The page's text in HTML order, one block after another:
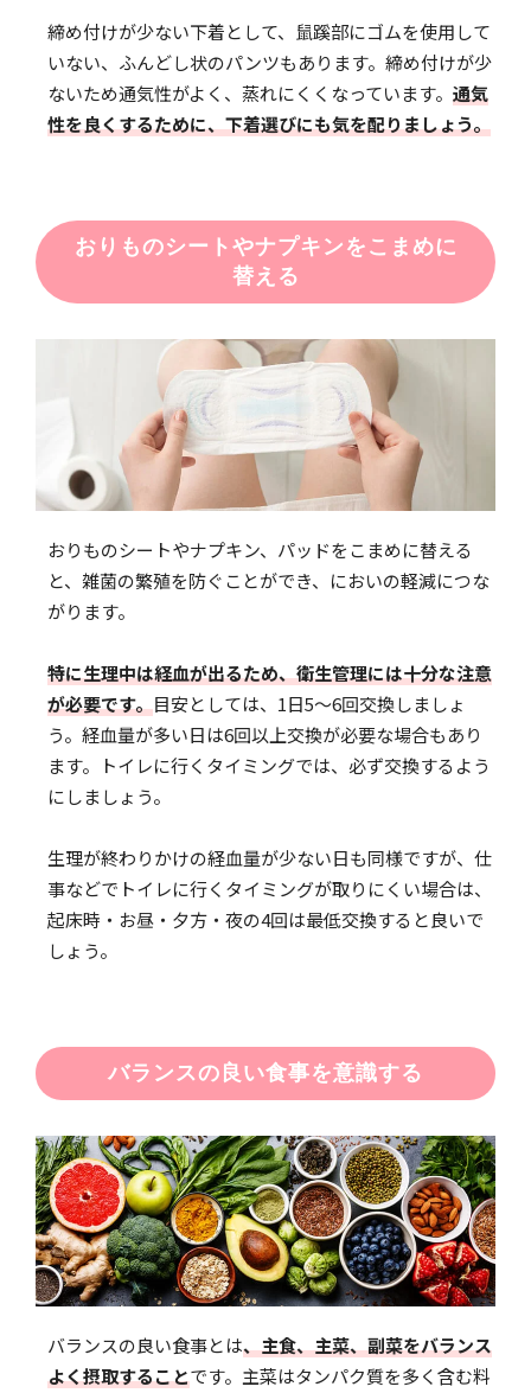
締め付けが少ない下着として、鼠蹊部にゴムを使用して
いない、ふんどし状のパンツもあります。締め付けが少
ないため通気性がよく、蒸れにくくなっています。 通気
性を良くするために、下着選びにも気を配りましょう。
おりものシートやナプキンをこまめに
替える
おりものシートやナプキン、パッドをこまめに替える
と、雑菌の繁殖を防ぐことができ、においの軽減につな
がります。
特に生理中は経血が出るため、衛生管理には十分な注意
が必要です。目安としては、1日5〜6回交換しましょ
う。経血量が多い日は6回以上交換が必要な場合もあり
ます。トイレに行くタイミングでは、必ず交換するよう
にしましょう。
生理が終わりかけの経血量が少ない日も同様ですが、仕
事などでトイレに行くタイミングが取りにくい場合は、
起床時・お昼・夕方・夜の4回は最低交換すると良いで
しょう。
バランスの良い食事を意識する
バランスの良い食事とは、主食、主菜、副菜をバランス
よく摂取することです。主菜はタンパク質を多く含む料